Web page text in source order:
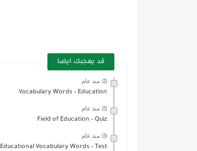
قد يعجبك ايضا
منذ عام
Vocabulary Words – Education
منذ عام
Field of Education – Quiz
منذ عام
Educational Vocabulary Words – Test